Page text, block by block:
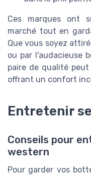
Ces marques ont
marché tout en
Que vous soyez
ou par l'audacieuse
paire de qualité
offrant un confort
Entretenir
Conseils pour
western
Pour garder vos